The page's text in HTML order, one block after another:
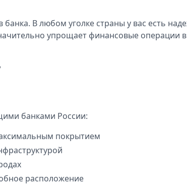
банка. В любом уголке страны у вас есть
упрощает финансовые операции в
банками России:
покрытием
расположение